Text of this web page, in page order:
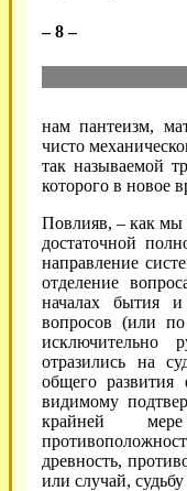
– 8 –
нам пантеизм,
чисто
так называемой
которого в новое
Повлияв, – как мы
достаточной
направление
отделение
началах бытия и
вопросов (или
исключительно
отразились на
общего
видимому
крайней мере
древность,
или случай, судьбу